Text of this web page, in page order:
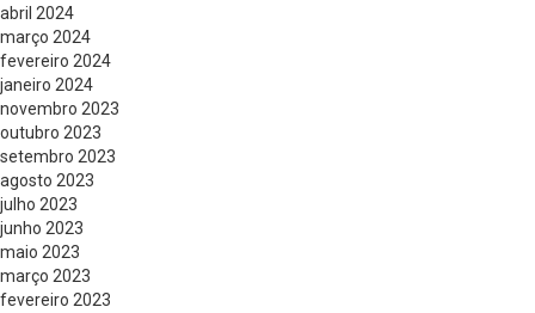
abril 2024
março 2024
fevereiro 2024
janeiro 2024
novembro 2023
outubro 2023
setembro 2023
agosto 2023
julho 2023
junho 2023
maio 2023
março 2023
fevereiro 2023